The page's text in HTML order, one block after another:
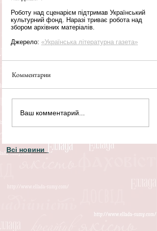
Роботу над сценарієм підтримав Український
культурний фонд. Наразі триває робота над
збором архівних матеріалів.
Джерело: «Українська літературна газета»
Комментарии
Ваш комментарий...
Всі новини